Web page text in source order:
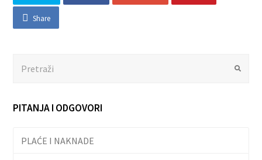
Share
Submit
PITANJA I ODGOVORI
PLAĆE I NAKNADE